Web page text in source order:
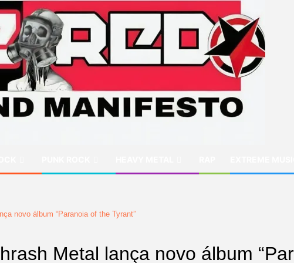
novo álbum “Paranoia of the Tyrant”
Metal lança novo álbum